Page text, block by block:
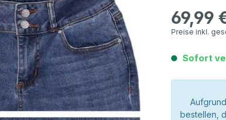
Regulärer
69,99
Preise inkl.
Sofort
bestellen,